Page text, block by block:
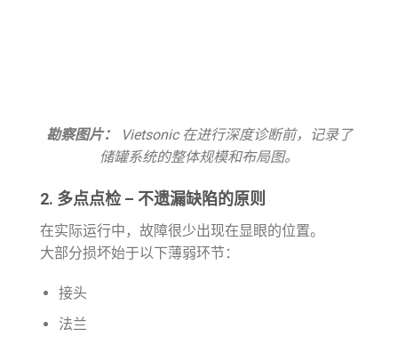
勘察图片：
Vietsonic 在进行深度诊断前，记录了
储罐系统的整体规模和布局图。
2. 多点点检 – 不遗漏缺陷的原则
在实际运行中，故障很少出现在显眼的位置。
大部分损坏始于以下薄弱环节：
接头
法兰